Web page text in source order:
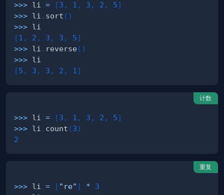
>>> li = [3 , 1 , 3 , 2 , 5]
>>> li . sort ( )
>>>
[1 , 2 , 3 , 3 , 5]
>>> li . reverse ( )
>>>
[5 , 3 , 3 , 2 , 1 ]
计数
>>> li = [3 , 1 , 3 , 2 , 5]
>>> li . count (3)
2
重复
>>> li = [ "re" ] *
3